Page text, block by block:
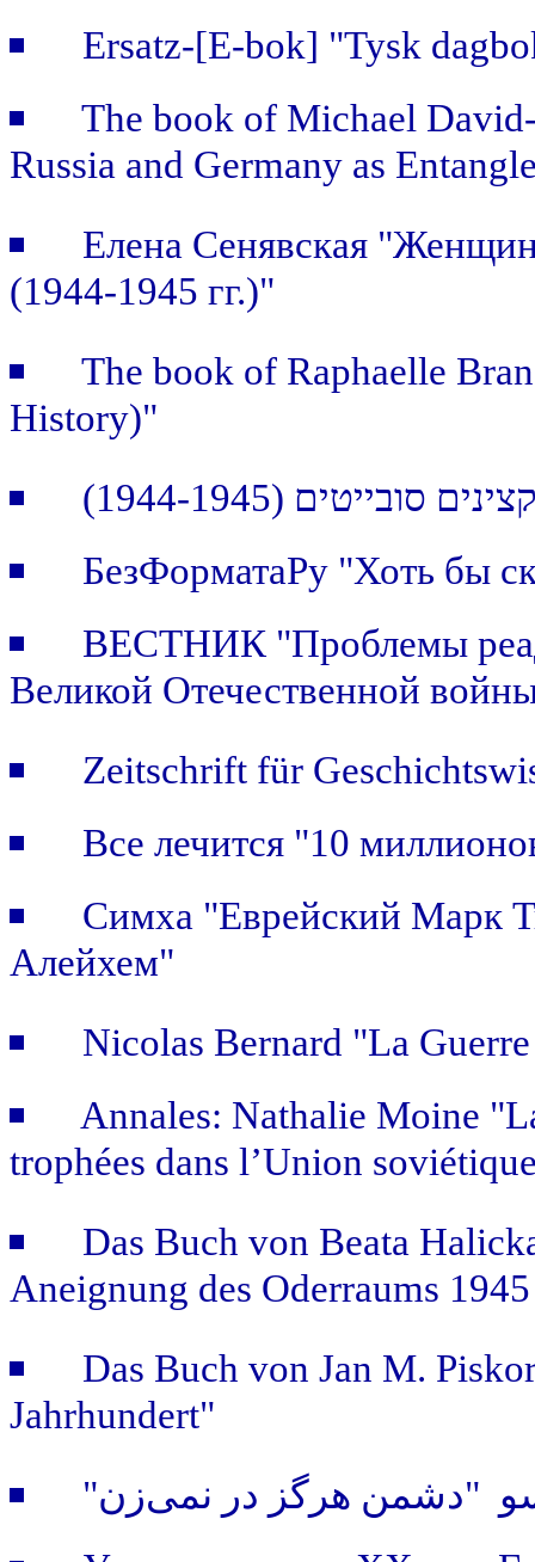
Ersatz-[E-bok] "Tysk
The book of Michael
Russia and Germany as
Елена Сенявская
(1944-1945 гг.)"
The book of Raphaelle
History)"
(1944-1945
БезФорматаРу "Хоть бы
ВЕСТНИК "Проблемы
Великой Отечественной
Zeitschrift für
Все лечится "10
Симха "Еврейский Марк
Алейхем"
Nicolas Bernard "La
Annales: Nathalie Moine
trophées dans l’Union
Das Buch von Beata
Aneignung des Oderraums
Das Buch von Jan M.
Jahrhundert"
"دشمن هرگز در نمی‌زن